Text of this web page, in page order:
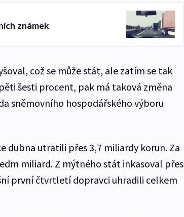
známek
což se může stát, ale zatím se tak
šesti procent, pak má taková změna
sněmovního hospodářského výboru
dubna utratili přes 3,7 miliardy korun. Za
miliard. Z mýtného stát inkasoval přes
první čtvrtletí dopravci uhradili celkem